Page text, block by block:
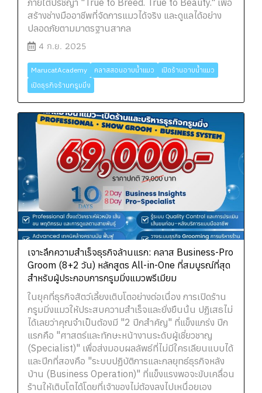
สร้างช่างมืออาชีพที่จัดการแมวได้จริง และดูแลได้อย่าง
ปลอดภัยตามมาตรฐานสากล
4 ก.ย. 2025
MarucatAcademy คลาสสอนอาบน้ำแมว
เปิดร้านอาบน้ำแมว
เปิดธุรกิจร้านกรูมมิ่ง
เจาะลึกความสำเร็จธุรกิจล้านแรก: คลาส Business-Pro
Groom (8+2 วัน) หลักสูตร All-in-One ที่สมบูรณ์ที่สุด
สำหรับผู้ประกอบการกรูมมิ่งแมวพรีเมียม
ในยุคที่ธุรกิจสัตว์เลี้ยงเติบโตอย่างต่อเนื่อง การเปิดร้าน
กรูมมิ่งแมวให้ประสบความสำเร็จและยั่งยืนนั้น ปฏิเสธไม่
ได้เลยว่าคุณจำเป็นต้องมี "2 ปีกสำคัญ" ที่แข็งแกร่ง ปีก
แรกคือ "ศาสตร์และทักษะหน้างานระดับผู้เชี่ยวชาญ
(Specialist)" เพื่อส่งมอบผลลัพธ์ที่ไม่มีใครเลียนแบบได้
และปีกที่สองคือ "ระบบปฏิบัติการและกลยุทธ์ธุรกิจหลัง
บ้าน (Business Operation)" ที่แข็งแรงพอจะขับเคลื่อน
ร้านให้เติบโตได้โดยที่เจ้าของไม่ต้องลงไปเหนื่อยเอง